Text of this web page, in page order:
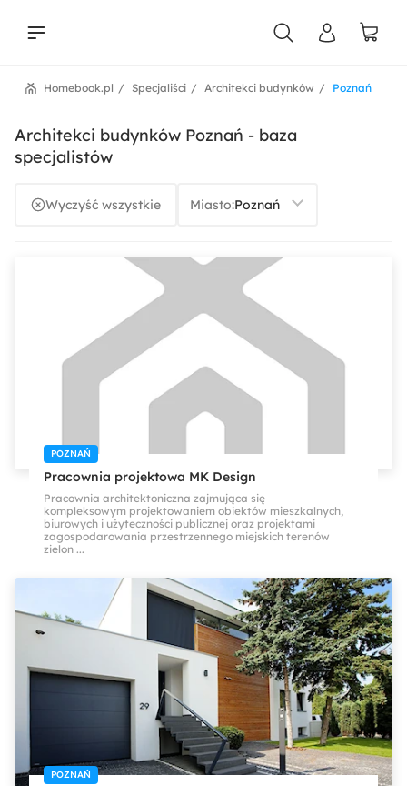
Poznań
Architekci budynków
Specjaliści
Homebook.pl
Architekci budynków Poznań - baza
specjalistów
Wyczyść wszystkie Miasto:
POZNAŃ
Pracownia projektowa MK Design
Pracownia architektoniczna zajmująca się
kompleksowym projektowaniem obiektów mieszkalnych,
biurowych i użyteczności publicznej oraz projektami
zagospodarowania przestrzennego miejskich terenów
zielon ...
POZNAŃ